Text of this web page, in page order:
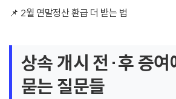
📌 2월 연말정산 환급 더 받는 법
상속 개시 전·후 증여
묻는 질문들